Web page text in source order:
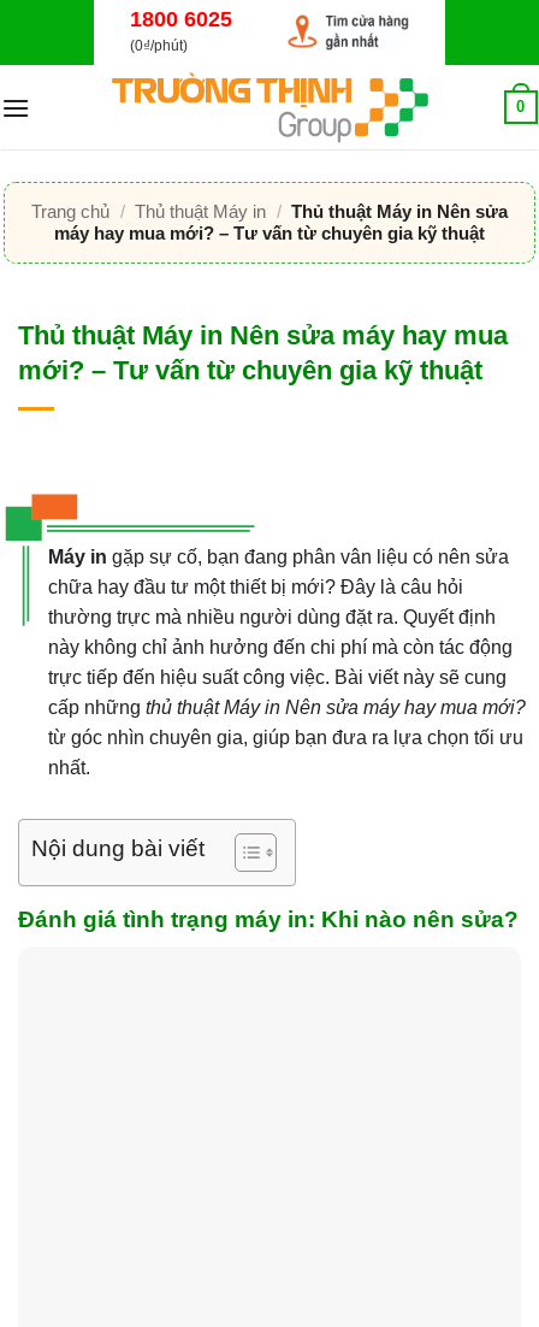
dung
1800 6025
(0₫/phút)
0
Trang chủ / Thủ thuật Máy in / Thủ thuật Máy in Nên sửa
máy hay mua mới? – Tư vấn từ chuyên gia kỹ thuật
Thủ thuật Máy in Nên sửa máy hay mua
mới? – Tư vấn từ chuyên gia kỹ thuật
Máy in gặp sự cố, bạn đang phân vân liệu có nên sửa
chữa hay đầu tư một thiết bị mới? Đây là câu hỏi
thường trực mà nhiều người dùng đặt ra. Quyết định
này không chỉ ảnh hưởng đến chi phí mà còn tác động
trực tiếp đến hiệu suất công việc. Bài viết này sẽ cung
cấp những thủ thuật Máy in Nên sửa máy hay mua mới?
từ góc nhìn chuyên gia, giúp bạn đưa ra lựa chọn tối ưu
nhất.
Nội dung bài viết
Đánh giá tình trạng máy in: Khi nào nên sửa?